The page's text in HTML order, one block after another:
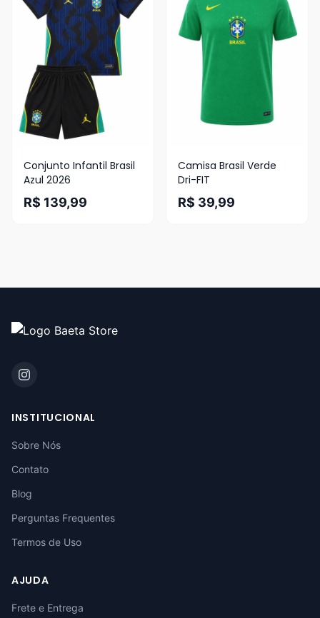
Conjunto Infantil Brasil
Azul 2026
R$ 139,99
Camisa Brasil Verde
Dri-FIT
R$ 39,99
INSTITUCIONAL
Sobre Nós
Contato
Blog
Perguntas Frequentes
Termos de Uso
AJUDA
Frete e Entrega